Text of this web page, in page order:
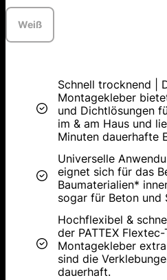
Weiß
Schnell trocknend |
Montagekleber
und Dichtlösungen
im & am Haus und
Minuten dauerhafte
Universelle
eignet sich für das
Baumaterialien*
sogar für Beton und
Hochflexibel &
der PATTEX
Montagekleber
sind die
dauerhaft.